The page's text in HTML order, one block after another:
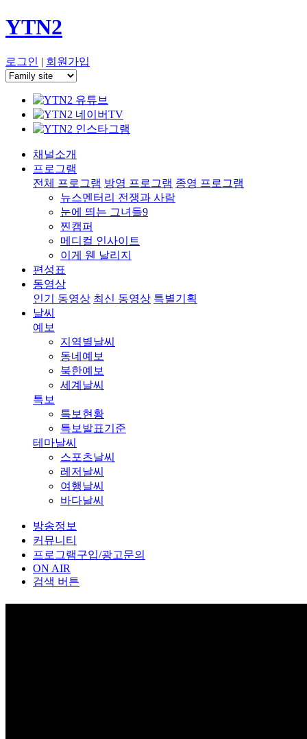
YTN2
로그인 | 회원가입
채널소개
프로그램
전체 프로그램 방영 프로그램 종영 프로그램
뉴스멘터리 전쟁과 사람
눈에 띄는 그녀들9
찐캠퍼
메디컬 인사이트
이게 웬 날리지
편성표
동영상
인기 동영상 최신 동영상 특별기획
날씨
예보
지역별날씨
동네예보
북한예보
세계날씨
특보
특보현황
특보발표기준
테마날씨
스포츠날씨
레저날씨
여행날씨
바다날씨
방송정보
커뮤니티
프로그램구입/광고문의
ON AIR
검색 버튼